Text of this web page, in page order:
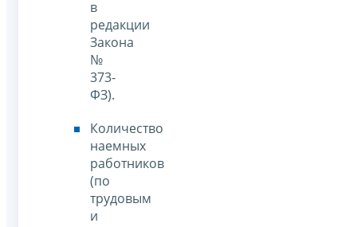
в
редакции
Закона
№
373-
ФЗ).
Количество
наемных
работников
(по
трудовым
и